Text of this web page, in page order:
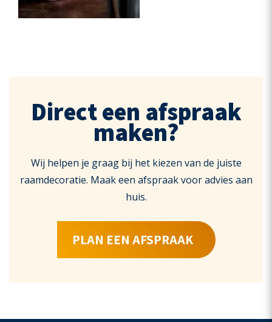
Direct een afspraak
maken?
Wij helpen je graag bij het kiezen van de juiste
raamdecoratie. Maak een afspraak voor advies aan
huis.
PLAN EEN AFSPRAAK